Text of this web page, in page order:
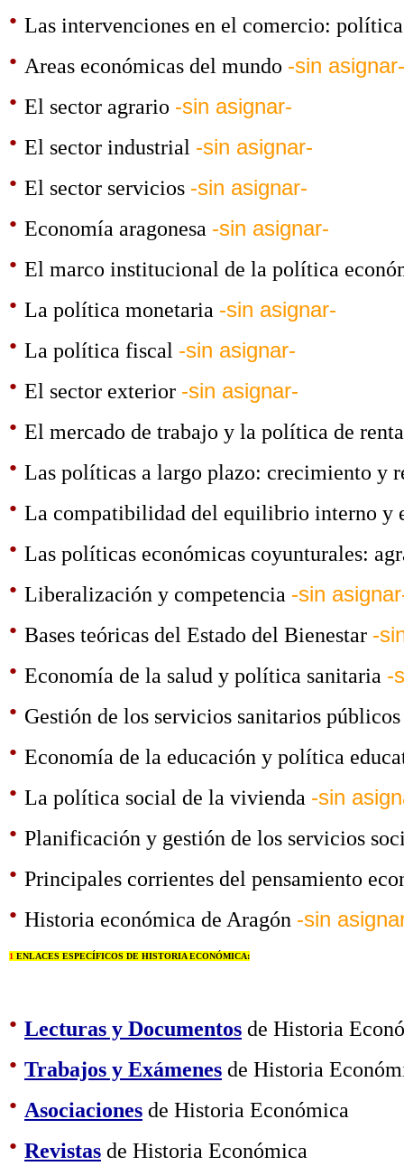
· Las intervenciones en el comercio:
· Areas económicas del mundo -sin asignar-
· El sector agrario -sin asignar-
· El sector industrial -sin asignar-
· El sector servicios -sin asignar-
· Economía aragonesa -sin asignar-
· El marco institucional de la política
· La política monetaria -sin asignar-
· La política fiscal -sin asignar-
· El sector exterior -sin asignar-
· El mercado de trabajo y la política de
· Las políticas a largo plazo: crecimiento y
· La compatibilidad del equilibrio interno
· Las políticas económicas coyunturales:
· Liberalización y competencia -sin
· Bases teóricas del Estado del Bienestar -
· Economía de la salud y política sanitaria -
· Gestión de los servicios sanitarios
· Economía de la educación y política
· La política social de la vivienda -sin
· Planificación y gestión de los servicios
· Principales corrientes del pensamiento
· Historia económica de Aragón -sin
1 ENLACES ESPECÍFICOS DE HISTORIA ECONÓMICA:
· Lecturas y Documentos de Historia
· Trabajos y Exámenes de Historia
· Asociaciones de Historia Económica
· Revistas de Historia Económica